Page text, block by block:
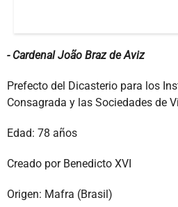
- Cardenal João Braz de Aviz
Prefecto del Dicasterio para los
Consagrada y las Sociedades de
Edad: 78 años
Creado por Benedicto XVI
Origen: Mafra (Brasil)